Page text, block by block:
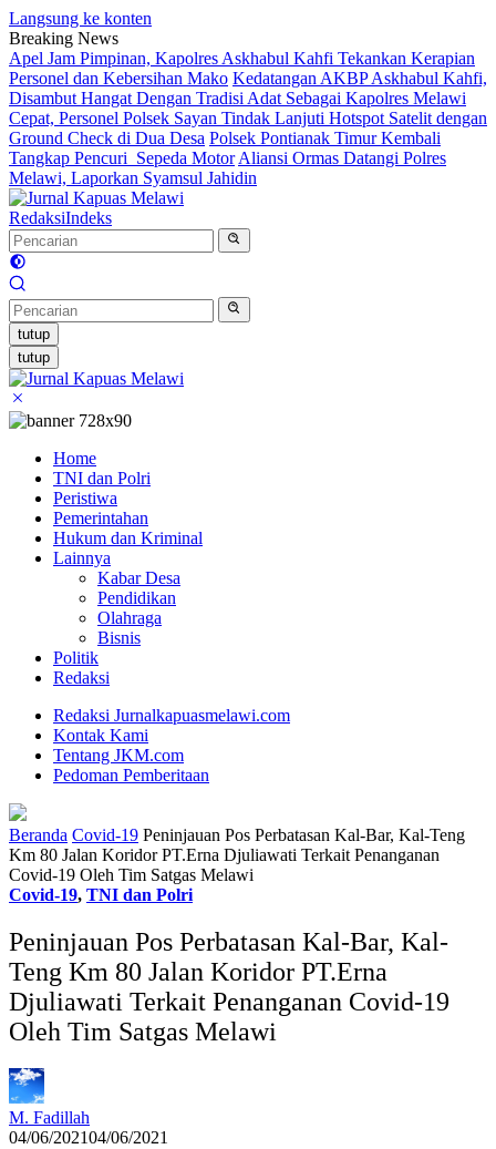
Langsung ke konten
Breaking News
Apel Jam Pimpinan, Kapolres Askhabul Kahfi Tekankan Kerapian
Personel dan Kebersihan Mako Kedatangan AKBP Askhabul Kahfi,
Disambut Hangat Dengan Tradisi Adat Sebagai Kapolres Melawi
Cepat, Personel Polsek Sayan Tindak Lanjuti Hotspot Satelit dengan
Ground Check di Dua Desa Polsek Pontianak Timur Kembali
Tangkap Pencuri Sepeda Motor Aliansi Ormas Datangi Polres
Melawi, Laporkan Syamsul Jahidin
RedaksiIndeks
tutup
tutup
Home
TNI dan Polri
Peristiwa
Pemerintahan
Hukum dan Kriminal
Lainnya
Kabar Desa
Pendidikan
Olahraga
Bisnis
Politik
Redaksi
Redaksi Jurnalkapuasmelawi.com
Kontak Kami
Tentang JKM.com
Pedoman Pemberitaan
Beranda Covid-19 Peninjauan Pos Perbatasan Kal-Bar, Kal-Teng
Km 80 Jalan Koridor PT.Erna Djuliawati Terkait Penanganan
Covid-19 Oleh Tim Satgas Melawi
Covid-19, TNI dan Polri
Peninjauan Pos Perbatasan Kal-Bar, Kal-
Teng Km 80 Jalan Koridor PT.Erna
Djuliawati Terkait Penanganan Covid-19
Oleh Tim Satgas Melawi
M. Fadillah
04/06/202104/06/2021